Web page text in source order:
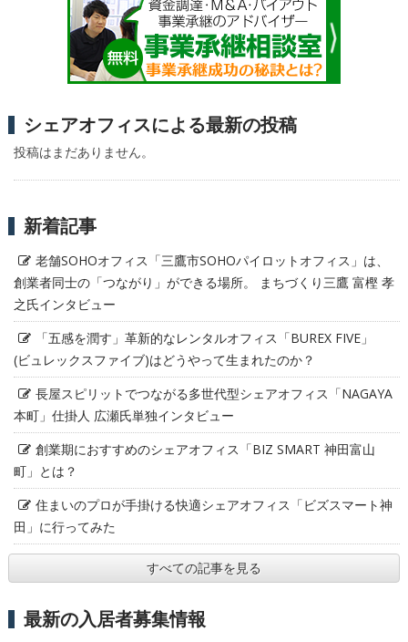
シェアオフィスによる最新の投稿
投稿はまだありません。
新着記事
老舗SOHOオフィス「三鷹市SOHOパイロットオフィス」は、
創業者同士の「つながり」ができる場所。 まちづくり三鷹 富樫 孝
之氏インタビュー
「五感を潤す」革新的なレンタルオフィス「BUREX FIVE」
(ビュレックスファイブ)はどうやって生まれたのか？
長屋スピリットでつながる多世代型シェアオフィス「NAGAYA
本町」仕掛人 広瀬氏単独インタビュー
創業期におすすめのシェアオフィス「BIZ SMART 神田富山
町」とは？
住まいのプロが手掛ける快適シェアオフィス「ビズスマート神
田」に行ってみた
すべての記事を見る
最新の入居者募集情報